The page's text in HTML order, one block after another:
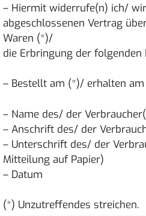
– Hiermit widerrufe(n) ich/
abgeschlossenen Vertrag
Waren (*)/
die Erbringung der
– Bestellt am (*)/ erhalten
– Name des/ der
– Anschrift des/ der
– Unterschrift des/ der
Mitteilung auf Papier)
– Datum
(*) Unzutreffendes streichen.